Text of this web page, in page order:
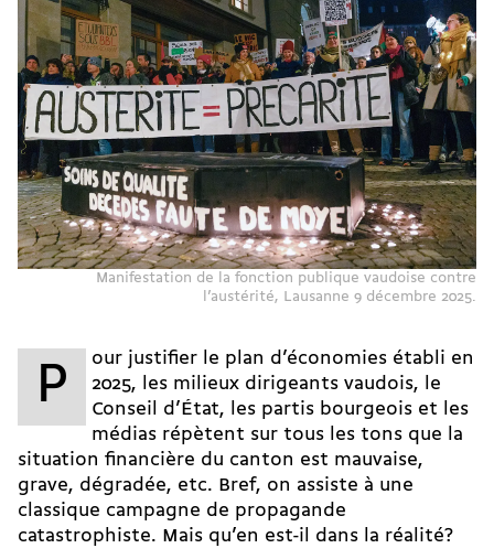
Manifestation de la fonction publique vaudoise contre
l’austérité, Lausanne 9 décembre 2025.
P
our justifier le plan d’économies établi en
2025, les milieux dirigeants vaudois, le
Conseil d’État, les partis bourgeois et les
médias répètent sur tous les tons que la
situation financière du canton est mauvaise,
grave, dégradée, etc. Bref, on assiste à une
classique campagne de propagande
catastrophiste. Mais qu’en est-il dans la réalité?